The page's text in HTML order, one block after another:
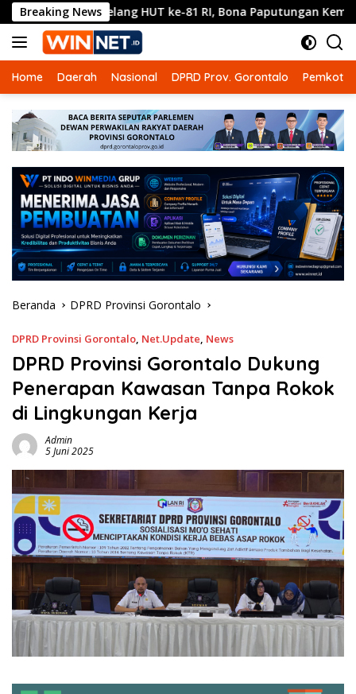
Langsung
ke
konten
Breaking News
Menjelang HUT ke-81 RI, Bona Paputungan Kembali
Home Daerah Nasional DPRD Prov. Gorontalo Pemkot
Beranda DPRD Provinsi Gorontalo
DPRD Provinsi Gorontalo, Net.Update, News
DPRD Provinsi Gorontalo Dukung
Penerapan Kawasan Tanpa Rokok
di Lingkungan Kerja
Admin
5 Juni 2025